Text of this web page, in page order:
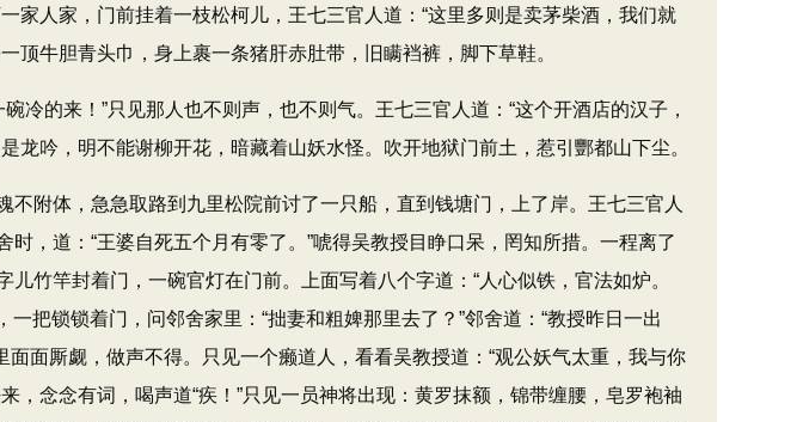
家人家，门前挂着一枝松柯儿，王七三官人道：​“这里多则是卖茅柴酒，我们就
顶牛胆青头巾，身上裹一条猪肝赤肚带，旧瞒裆裤，脚下草鞋。
的来！”只见那人也不则声，也不则气。王七三官人道：​“这个开酒店的汉子，
吟，明不能谢柳开花，暗藏着山妖水怪。吹开地狱门前土，惹引酆都山下尘。
体，急急取路到九里松院前讨了一只船，直到钱塘门，上了岸。王七三官人
，道：​“王婆自死五个月有零了。​”唬得吴教授目睁口呆，罔知所措。一程离了
竹竿封着门，一碗官灯在门前。上面写着八个字道：​“人心似铁，官法如炉。​
把锁锁着门，问邻舍家里：​“拙妻和粗婢那里去了？​”邻舍道：​“教授昨日一出
面厮觑，做声不得。只见一个癞道人，看看吴教授道：​“观公妖气太重，我与你
念念有词，喝声道“疾！”只见一员神将出现：黄罗抹额，锦带缠腰，皂罗袍袖